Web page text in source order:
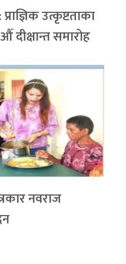
उत्कृष्टताका
समारोह
नवराज